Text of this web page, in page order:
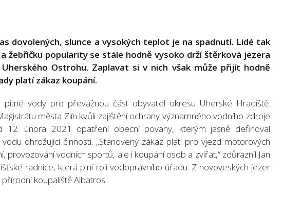
dovolených, slunce a vysokých teplot je na spadnutí. Lidé tak
žebříčku popularity se stále hodně vysoko drží štěrková jezera
Ostrohu. Zaplavat si v nich však může přijít hodně
platí zákaz koupání.
vody pro převážnou část obyvatel okresu Uherské Hradiště.
města Zlín kvůli zajištění ochrany významného vodního zdroje
12. února 2021 opatření obecní povahy, kterým jasně definoval
ohrožující činnosti. „Stanovený zákaz platí pro vjezd motorových
provozování vodních sportů, ale i koupání osob a zvířat,“ zdůraznil Jan
radnice, která plní roli vodoprávního úřadu. Z novoveských jezer
koupaliště Albatros.